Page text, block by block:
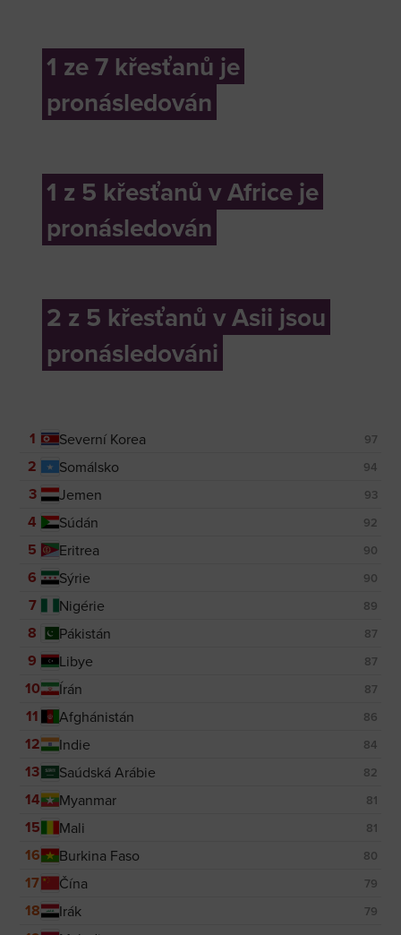
1 ze 7 křesťanů je
pronásledován
1 z 5 křesťanů v Africe je
pronásledován
2 z 5 křesťanů v Asii jsou
pronásledováni
1 Severní Korea 97
2 Somálsko 94
3 Jemen 93
4 Súdán 92
5 Eritrea 90
6 Sýrie 90
7 Nigérie 89
8 Pákistán 87
9 Libye 87
10 Írán 87
11 Afghánistán 86
12 Indie 84
13 Saúdská Arábie 82
14 Myanmar 81
15 Mali 81
16 Burkina Faso 80
17 Čína 79
18 Irák 79